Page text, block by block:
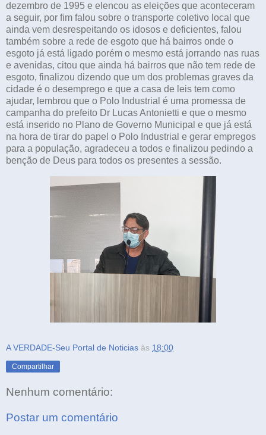
dezembro de 1995 e elencou as eleições que aconteceram
a seguir, por fim falou sobre o transporte coletivo local que
ainda vem desrespeitando os idosos e deficientes, falou
também sobre a rede de esgoto que há bairros onde o
esgoto já está ligado porém o mesmo está jorrando nas ruas
e avenidas, citou que ainda há bairros que não tem rede de
esgoto, finalizou dizendo que um dos problemas graves da
cidade é o desemprego e que a casa de leis tem como
ajudar, lembrou que o Polo Industrial é uma promessa de
campanha do prefeito Dr Lucas Antonietti e que o mesmo
está inserido no Plano de Governo Municipal e que já está
na hora de tirar do papel o Polo Industrial e gerar empregos
para a população, agradeceu a todos e finalizou pedindo a
benção de Deus para todos os presentes a sessão.
A VERDADE-Seu Portal de Noticias às 18:00
Compartilhar
Nenhum comentário:
Postar um comentário